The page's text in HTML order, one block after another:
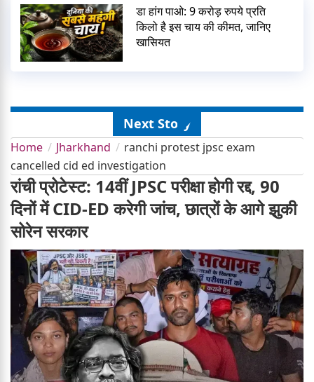
डा हांग पाओ: 9 करोड़ रुपये प्रति
किलो है इस चाय की कीमत, जानिए
खासियत
Next Story
Home Jharkhand
ranchi protest jpsc exam
cancelled cid ed investigation
रांची प्रोटेस्ट: 14वीं JPSC परीक्षा होगी रद्द, 90
दिनों में CID-ED करेगी जांच, छात्रों के आगे झुकी
सोरेन सरकार